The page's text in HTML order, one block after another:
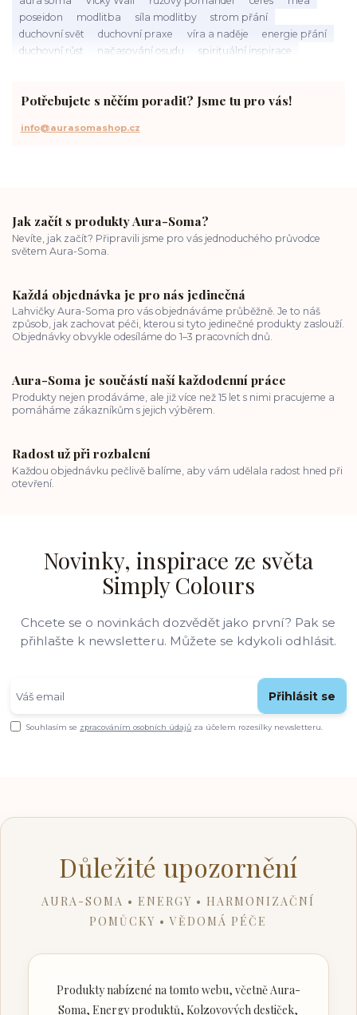
poseidon
modlitba síla modlitby
strom přání
duchovní svět
duchovní praxe víra a naděje
energie přání
duchovní růst
načasování osudu
spirituální inspirace
Potřebujete s něčím poradit? Jsme tu pro vás!
info@aurasomashop.cz
Jak začít s produkty Aura-Soma?
Nevíte, jak začít? Připravili jsme pro vás jednoduchého průvodce
světem Aura-Soma.
Každá objednávka je pro nás jedinečná
Lahvičky Aura-Soma pro vás objednáváme průběžně. Je to náš
způsob, jak zachovat péči, kterou si tyto jedinečné produkty zaslouží.
Objednávky obvykle odesíláme do 1–3 pracovních dnů.
Aura-Soma je součástí naší každodenní práce
Produkty nejen prodáváme, ale již více než 15 let s nimi pracujeme a
pomáháme zákazníkům s jejich výběrem.
Radost už při rozbalení
Každou objednávku pečlivě balíme, aby vám udělala radost hned při
otevření.
Novinky, inspirace ze světa
Simply Colours
Chcete se o novinkách dozvědět jako první? Pak se
přihlašte k newsletteru. Můžete se kdykoli odhlásit.
Přihlásit se
Souhlasím se zpracováním osobních údajů za účelem rozesílky newsletteru.
Důležité upozornění
AURA-SOMA • ENERGY • HARMONIZAČNÍ
POMŮCKY • VĚDOMÁ PÉČE
Produkty nabízené na tomto webu, včetně Aura-
Soma, Energy produktů, Kolzovových destiček,